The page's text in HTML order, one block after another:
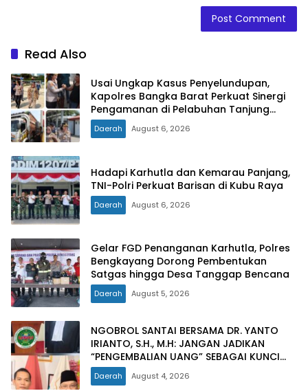
Read Also
Usai Ungkap Kasus Penyelundupan,
Kapolres Bangka Barat Perkuat Sinergi
Pengamanan di Pelabuhan Tanjung
Kalian
Daerah August 6, 2026
Hadapi Karhutla dan Kemarau Panjang,
TNI-Polri Perkuat Barisan di Kubu Raya
Daerah August 6, 2026
Gelar FGD Penanganan Karhutla, Polres
Bengkayang Dorong Pembentukan
Satgas hingga Desa Tanggap Bencana
Daerah August 5, 2026
NGOBROL SANTAI BERSAMA DR. YANTO
IRIANTO, S.H., M.H: JANGAN JADIKAN
“PENGEMBALIAN UANG” SEBAGAI KUNCI
PINTU KELUAR DARI JERATAN HUKUM
PIDANA KORUPSI
Daerah August 4, 2026